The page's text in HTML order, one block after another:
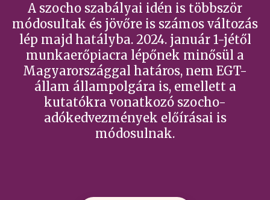
A szocho szabályai idén is többször
módosultak és jövőre is számos változás
lép majd hatályba. 2024. január 1-jétől
munkaerőpiacra lépőnek minősül a
Magyarországgal határos, nem EGT-
állam állampolgára is, emellett a
kutatókra vonatkozó szocho-
adókedvezmények előírásai is
módosulnak.